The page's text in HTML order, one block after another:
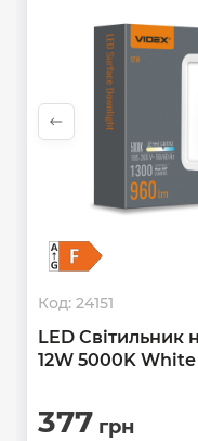
Код: 24151
LED Світильник
12W 5000K White
377 грн